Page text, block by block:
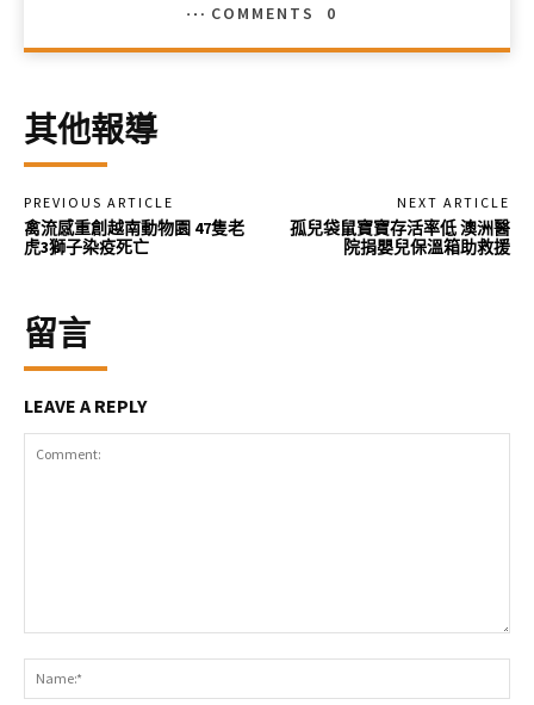
COMMENTS
0
其他報導
PREVIOUS ARTICLE
禽流感重創越南動物園 47隻老
虎3獅子染疫死亡
NEXT ARTICLE
孤兒袋鼠寶寶存活率低 澳洲醫
院捐嬰兒保溫箱助救援
留言
LEAVE A REPLY